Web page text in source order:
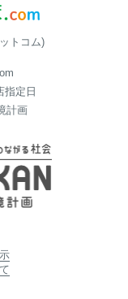
トコム)
指定日
計画